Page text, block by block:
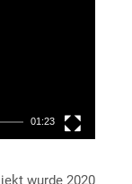
01:23
wurde 2020